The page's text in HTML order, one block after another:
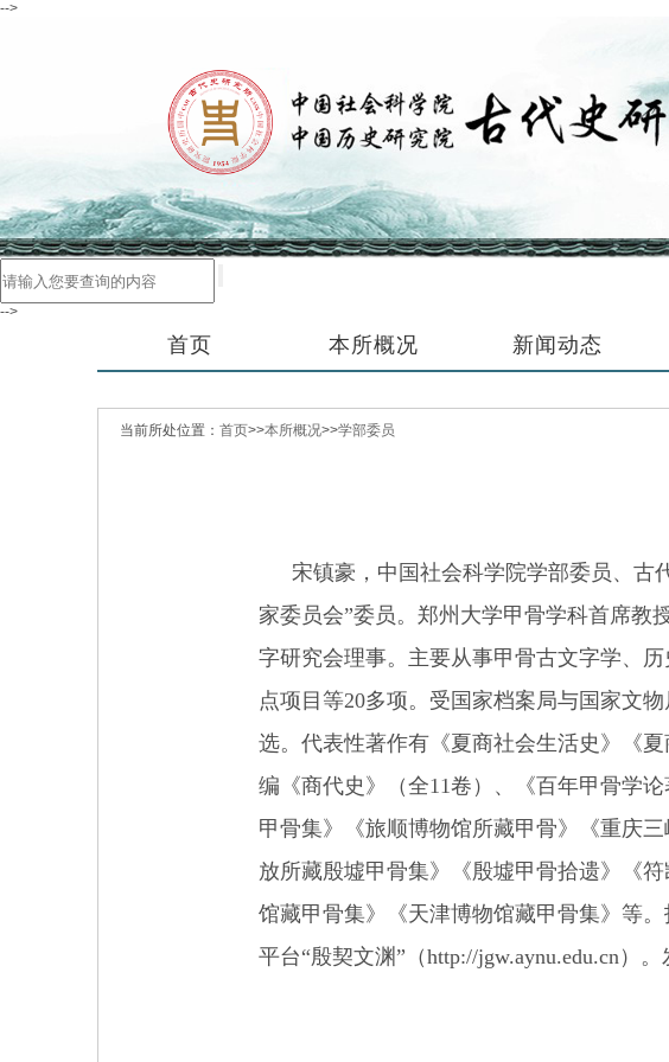
-->
-->
首页 本所概况 新闻动态
当前所处位置： 首页>>本所概况>>学部委员
宋镇豪，中国社会科学院学部委员、古
家委员会”委员。郑州大学甲骨学科首席教
字研究会理事。主要从事甲骨古文字学、
点项目等20多项。受国家档案局与国家文
选。代表性著作有《夏商社会生活史》《
编《商代史》（全11卷）、《百年甲骨学
甲骨集》《旅顺博物馆所藏甲骨》《重庆
放所藏殷墟甲骨集》《殷墟甲骨拾遗》《
馆藏甲骨集》《天津博物馆藏甲骨集》等
平台“殷契文渊”（http://jgw.aynu.edu.cn）。